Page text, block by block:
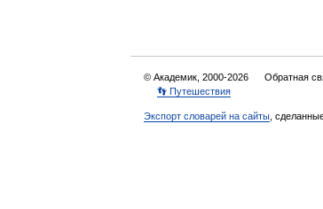
© Академик, 2000-2026 Обратная
👣 Путешествия
Экспорт словарей на сайты ,